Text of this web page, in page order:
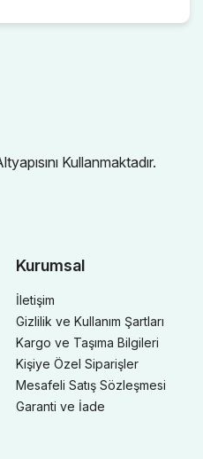
Kullanmaktadır.
Kurumsal
İletişim
Gizlilik ve Kullanım Şartları
Kargo ve Taşıma Bilgileri
Kişiye Özel Siparişler
Mesafeli Satış Sözleşmesi
Garanti ve İade